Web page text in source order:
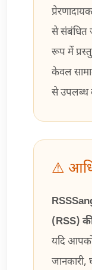
से संबंधित
रूप में
केवल
से उपलब्ध
⚠
(RSS)
यदि
जानकारी,